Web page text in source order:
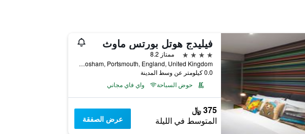
فيليدج هوتل بورتس ماوث
4 نجوم
ممتاز 8.2
Lakeshore Drive, Po6 3Fr, Cosham, Portsmouth, England, United Kingdom, بورتسماوث, المملكة المتحدة
0.0 كيلومتر عن وسط المدينة
حوض السباحة
واي فاي مجاني
375 ﷼
المتوسط في الليلة عرض الصفقة